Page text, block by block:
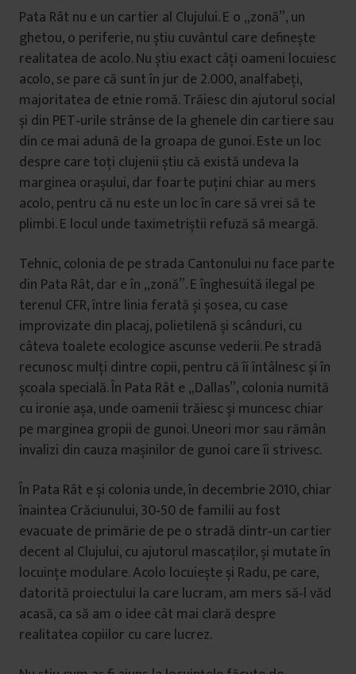
Pata Rât nu e un cartier al Clujului. E o „zonă”, un
ghetou, o periferie, nu știu cuvântul care definește
realitatea de acolo. Nu știu exact câți oameni locuiesc
acolo, se pare că sunt în jur de 2.000, analfabeți,
majoritatea de etnie romă. Trăiesc din ajutorul social
și din PET‑urile strânse de la ghenele din cartiere sau
din ce mai adună de la groapa de gunoi. Este un loc
despre care toți clujenii știu că există undeva la
marginea orașului, dar foarte puțini chiar au mers
acolo, pentru că nu este un loc în care să vrei să te
plimbi. E locul unde taximetriștii refuză să meargă.
Tehnic, colonia de pe strada Cantonului nu face parte
din Pata Rât, dar e în „zonă”. E înghesuită ilegal pe
terenul CFR, între linia ferată și șosea, cu case
improvizate din placaj, polietilenă și scânduri, cu
câteva toalete ecologice ascunse vederii. Pe stradă
recunosc mulți dintre copii, pentru că îi întâlnesc și în
școala specială. În Pata Rât e „Dallas”, colonia numită
cu ironie așa, unde oamenii trăiesc și muncesc chiar
pe marginea gropii de gunoi. Uneori mor sau rămân
invalizi din cauza mașinilor de gunoi care îi strivesc.
În Pata Rât e și colonia unde, în decembrie 2010, chiar
înaintea Crăciunului, 30‑50 de familii au fost
evacuate de primărie de pe o stradă dintr‑un cartier
decent al Clujului, cu ajutorul mascaților, și mutate în
locuințe modulare. Acolo locuiește și Radu, pe care,
datorită proiectului la care lucram, am mers să‑l văd
acasă, ca să am o idee cât mai clară despre
realitatea copiilor cu care lucrez.